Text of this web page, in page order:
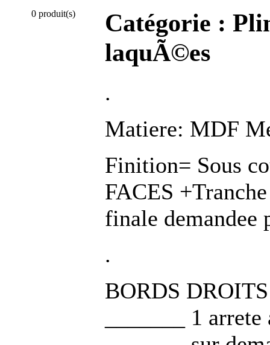
0 produit(s) Catégorie :
laquÃ©es
.
Matiere: MDF
Finition= Sous
FACES
finale demandee
.
BORDS
_______ 1